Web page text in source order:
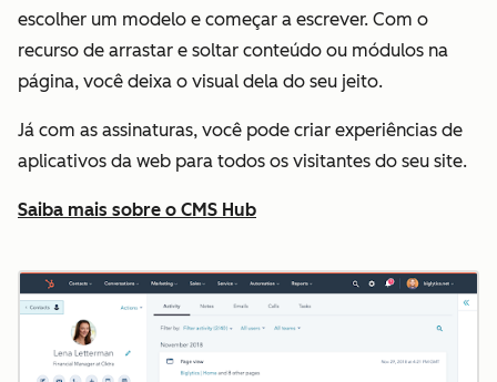
escolher um modelo e começar a escrever. Com o
recurso de arrastar e soltar conteúdo ou módulos na
página, você deixa o visual dela do seu jeito.
Já com as assinaturas, você pode criar experiências de
aplicativos da web para todos os visitantes do seu site.
Saiba mais sobre o CMS Hub